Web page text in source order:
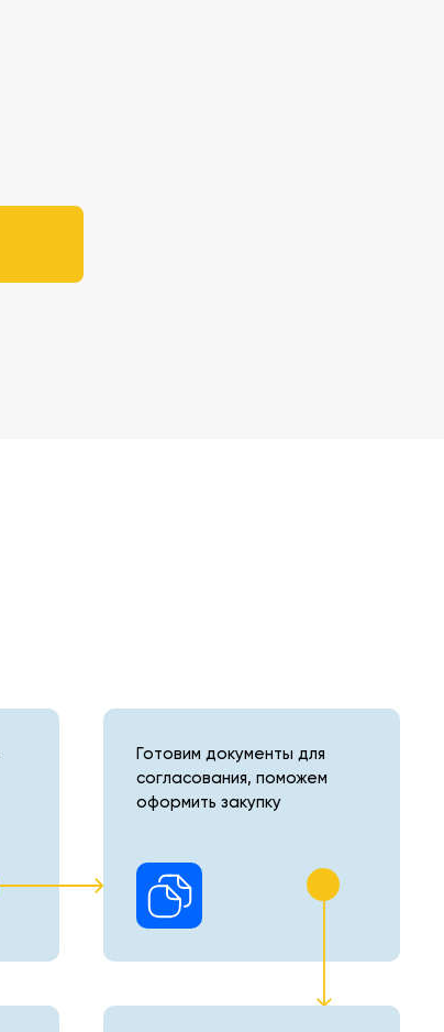
Готовим документы для
согласования, поможем
оформить закупку